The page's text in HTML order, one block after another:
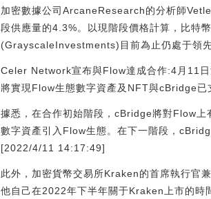
加密數據公司ArcaneResearch的分析師
段供應量的4.3%。以現階段價格計算，比特
(GrayscaleInvestments)目前為止仍處于領
Celer Network宣布與Flow達成合作:4月11
將實現Flow生態數字資產及NFT與cBridge已
據悉，在合作初始階段，cBridge將對Flow
數字資產引入Flow生態。在下一階段，
[2022/4/11 14:17:49]
此外，加密貨幣交易所Kraken的首席執行官
他自己在2022年下半年關于Kraken上市的時